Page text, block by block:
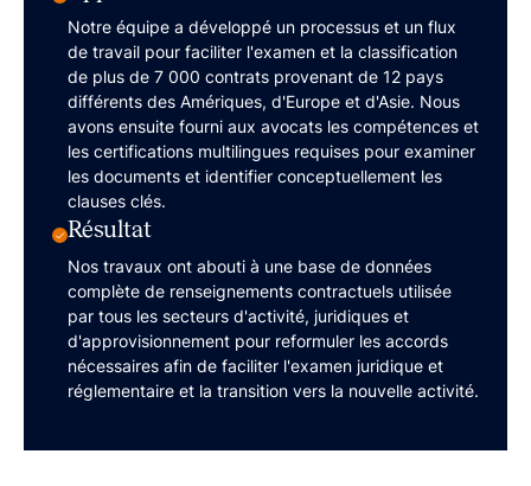
Notre équipe a développé un processus et un flux
de travail pour faciliter l'examen et la classification
de plus de 7 000 contrats provenant de 12 pays
différents des Amériques, d'Europe et d'Asie. Nous
avons ensuite fourni aux avocats les compétences et
les certifications multilingues requises pour examiner
les documents et identifier conceptuellement les
clauses clés.
Résultat
Nos travaux ont abouti à une base de données
complète de renseignements contractuels utilisée
par tous les secteurs d'activité, juridiques et
d'approvisionnement pour reformuler les accords
nécessaires afin de faciliter l'examen juridique et
réglementaire et la transition vers la nouvelle activité.